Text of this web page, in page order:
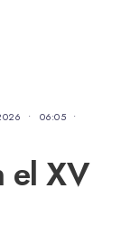
• 06:05 •
el XV